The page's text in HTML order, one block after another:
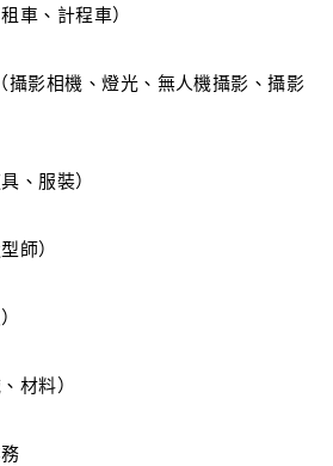
車、計程車）
攝影相機、燈光、無人機攝影、攝影
、服裝）
師）
材料）